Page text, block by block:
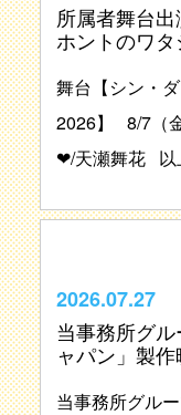
所属者舞台
ホントのワタ
舞台【シン・
2026】 8/7（
❤︎/天瀬舞花
2026.07.27
当事務所グ
ャパン」製作
当事務所グル